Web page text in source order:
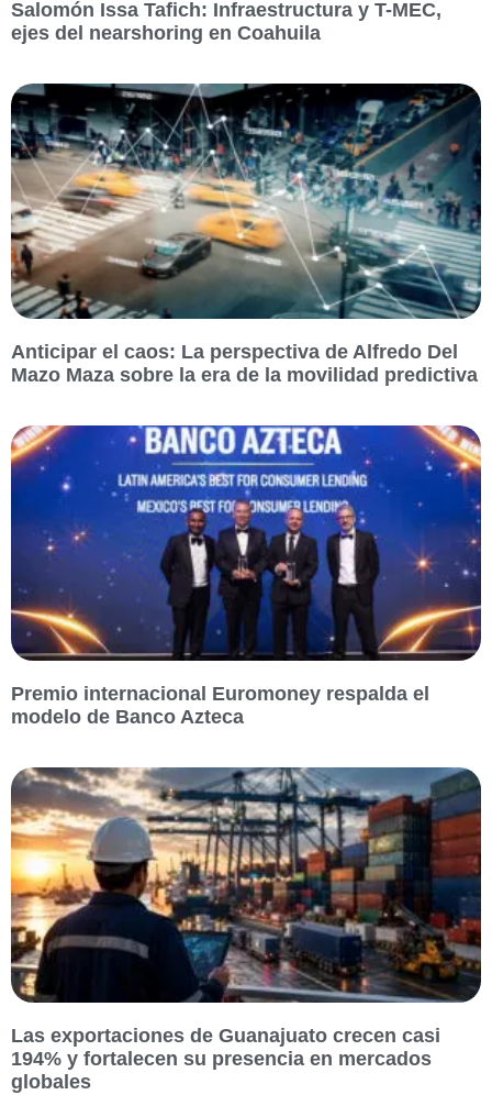
Salomón Issa Tafich: Infraestructura y T-MEC,
ejes del nearshoring en Coahuila
Anticipar el caos: La perspectiva de Alfredo Del
Mazo Maza sobre la era de la movilidad predictiva
Premio internacional Euromoney respalda el
modelo de Banco Azteca
Las exportaciones de Guanajuato crecen casi
194% y fortalecen su presencia en mercados
globales